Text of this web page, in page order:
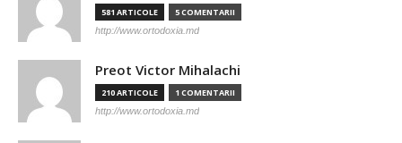
581 ARTICOLE 5 COMENTARII
http://www.ortodoxia.md
Preot Victor Mihalachi
210 ARTICOLE 1 COMENTARII
http://www.ortodoxia.md